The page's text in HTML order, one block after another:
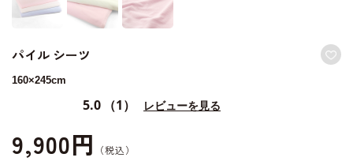
パイル シーツ
160×245cm
5.0 （1） レビューを見る
9,900円